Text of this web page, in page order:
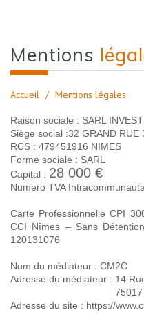
mentions
Accueil Mentions légales
Raison sociale : SARL
Siège social :32 GRAND RUE
RCS : 479451916 NIMES
Forme sociale : SARL
Capital : 28 000 €
Numero TVA
Carte Professionnelle CPI
CCI Nîmes – Sans
120131076
Nom du médiateur : CM2C
Adresse du médiateur : 14
75017
Adresse du site : https://